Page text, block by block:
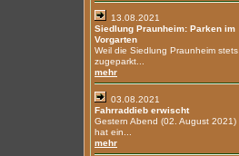
13.08.2021
Siedlung Praunheim: Parken im
Vorgarten
Weil die Siedlung Praunheim stets
zugeparkt...
mehr
03.08.2021
Fahrraddieb erwischt
Gestern Abend (02. August 2021)
hat ein...
mehr